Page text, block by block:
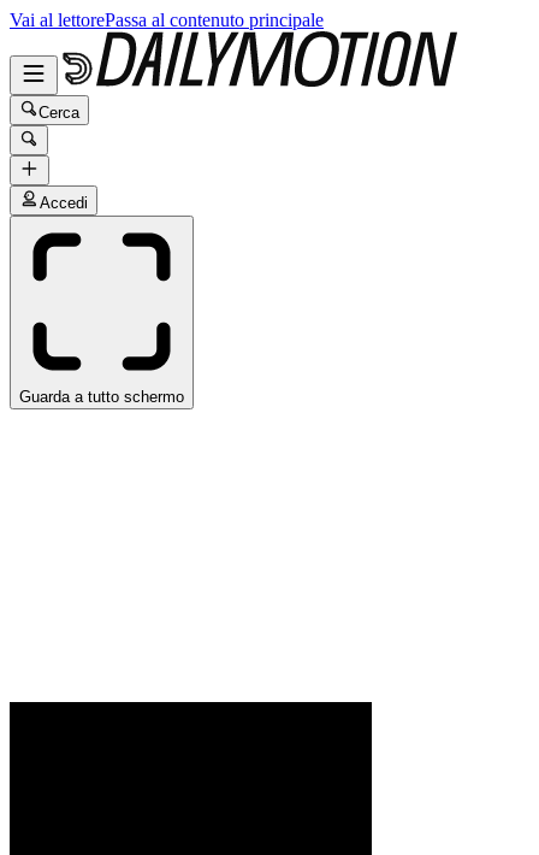
Vai al lettorePassa al contenuto principale
Cerca
Accedi
Guarda a tutto schermo